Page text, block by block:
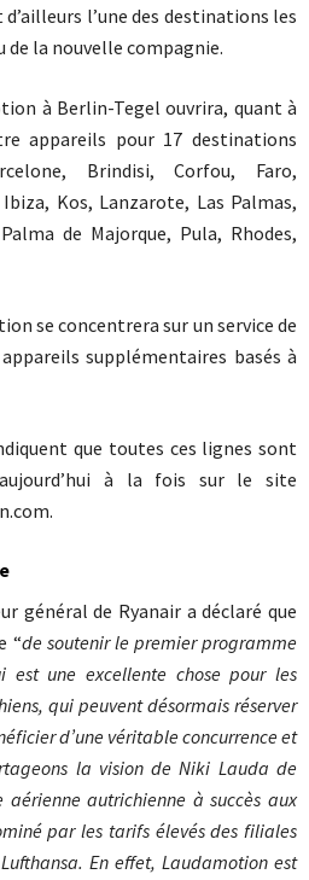
d’ailleurs l’une des destinations les
la nouvelle compagnie.
à Berlin-Tegel ouvrira, quant à
appareils pour 17 destinations
Brindisi, Corfou, Faro,
Kos, Lanzarote, Las Palmas,
de Majorque, Pula, Rhodes,
se concentrera sur un service de
supplémentaires basés à
que toutes ces lignes sont
à la fois sur le site
général de Ryanair a déclaré que
“de soutenir le premier programme
est une excellente chose pour les
qui peuvent désormais réserver
d’une véritable concurrence et
la vision de Niki Lauda de
aérienne autrichienne à succès aux
par les tarifs élevés des filiales
En effet, Laudamotion est